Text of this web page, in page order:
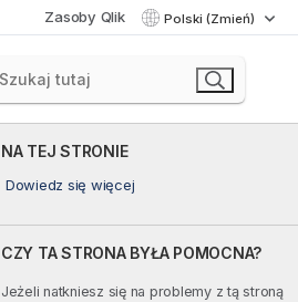
Zasoby Qlik Polski (Zmień)
NA TEJ STRONIE
Dowiedz się więcej
CZY TA STRONA BYŁA POMOCNA?
Jeżeli natkniesz się na problemy z tą stroną